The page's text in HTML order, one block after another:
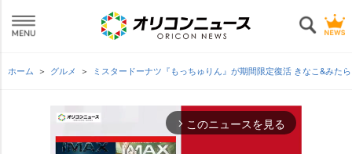
ホーム グルメ ミスタードーナツ『もっちゅりん』が期間限定復活 きなこ&みた
arrow_forward_ios このニュースを見る